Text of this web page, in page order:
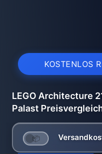
KOSTENLOS
LEGO Architecture
Palast